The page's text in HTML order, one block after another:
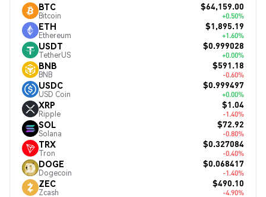
BTC
Bitcoin
$64,159.00
+0.50%
ETH
Ethereum
$1,895.19
+1.60%
USDT
TetherUS
$0.999028
+0.00%
BNB
BNB
$591.18
-0.60%
USDC
USD Coin
$0.999497
+0.00%
XRP
Ripple
$1.04
-1.40%
SOL
Solana
$72.92
-0.80%
TRX
Tron
$0.327084
-0.40%
DOGE
Dogecoin
$0.068417
-1.40%
ZEC
Zcash
$490.10
-4.90%